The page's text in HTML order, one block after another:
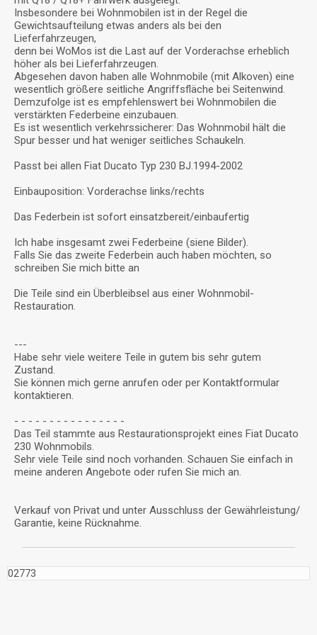
Insbesondere bei Wohnmobilen ist in der Regel die
Gewichtsaufteilung etwas anders als bei den
Lieferfahrzeugen,
denn bei WoMos ist die Last auf der Vorderachse erheblich
höher als bei Lieferfahrzeugen.
Abgesehen davon haben alle Wohnmobile (mit Alkoven) eine
wesentlich größere seitliche Angriffsfläche bei Seitenwind.
Demzufolge ist es empfehlenswert bei Wohnmobilen die
verstärkten Federbeine einzubauen.
Es ist wesentlich verkehrssicherer: Das Wohnmobil hält die
Spur besser und hat weniger seitliches Schaukeln.
Passt bei allen Fiat Ducato Typ 230 BJ.1994-2002
Einbauposition: Vorderachse links/rechts
Das Federbein ist sofort einsatzbereit/einbaufertig
Ich habe insgesamt zwei Federbeine (siene Bilder).
Falls Sie das zweite Federbein auch haben möchten, so
schreiben Sie mich bitte an
Die Teile sind ein Überbleibsel aus einer Wohnmobil-
Restauration.
---
Habe sehr viele weitere Teile in gutem bis sehr gutem
Zustand.
Sie können mich gerne anrufen oder per Kontaktformular
kontaktieren.
- - - - - - - - - - - - - - - -
Das Teil stammte aus Restaurationsprojekt eines Fiat Ducato
230 Wohnmobils.
Sehr viele Teile sind noch vorhanden. Schauen Sie einfach in
meine anderen Angebote oder rufen Sie mich an.
Verkauf von Privat und unter Ausschluss der Gewährleistung/
Garantie, keine Rücknahme.
02773